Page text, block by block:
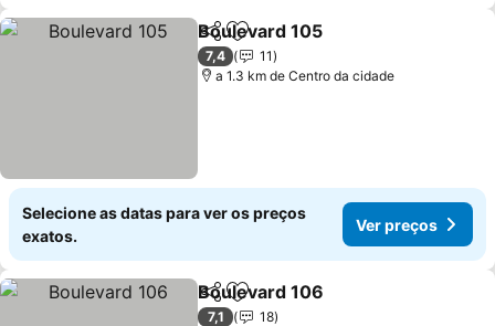
PartilharAdicionar aos favoritos
Boulevard 105
7,4
11
a 1.3 km de Centro da cidade
Selecione as datas para ver os preços
exatos.
Ver preços
PartilharAdicionar aos favoritos
Boulevard 106
7,1
18